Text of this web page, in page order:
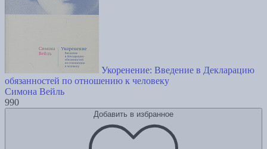
Укоренение: Введение в Декларацию
обязанностей по отношению к человеку
Симона Вейль
990
Добавить в избранное